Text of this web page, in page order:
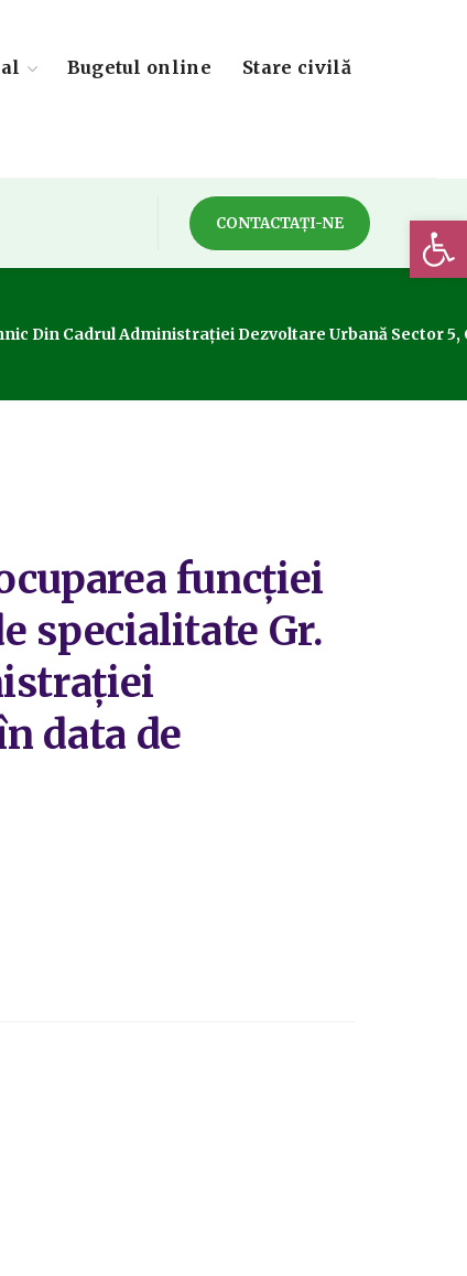
Bugetul online Stare civilă
CONTACTAȚI-NE
Cadrul Administrației Dezvoltare Urbană Sector 5,
funcției
specialitate Gr.
data de